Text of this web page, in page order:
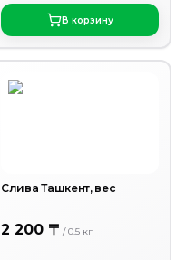
В корзину
Слива Ташкент, вес
2 200 〒 /0.5 кг